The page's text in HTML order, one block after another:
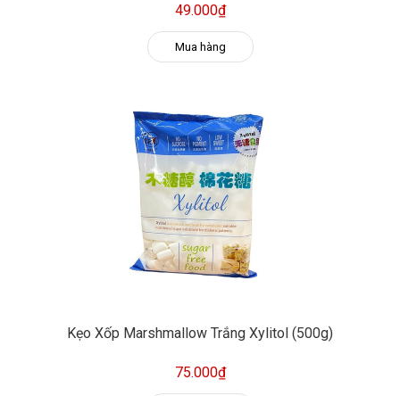
49.000₫
Mua hàng
Kẹo Xốp Marshmallow Trắng Xylitol (500g)
75.000₫